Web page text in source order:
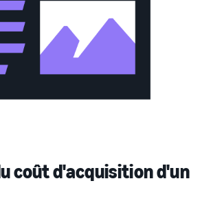
coût d'acquisition d'un